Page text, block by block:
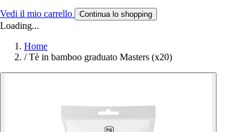
Vedi il mio carrello Continua lo shopping
Loading...
Home
/ Tè in bamboo graduato Masters (x20)